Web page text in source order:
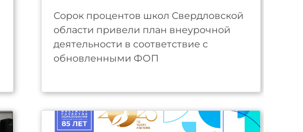
Сорок процентов школ Свердловской
области привели план внеурочной
деятельности в соответствие с
обновленными ФОП